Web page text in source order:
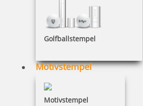
Golfballstempel
Motivstempel
Motivstempel